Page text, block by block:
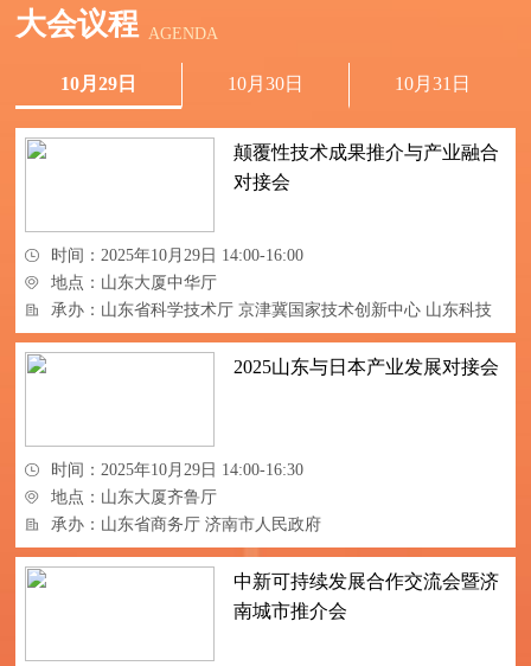
大会议程 AGENDA
10月29日 10月30日 10月31日
颠覆性技术成果推介与产业融合
对接会
时间：2025年10月29日 14:00-16:00
地点：山东大厦中华厅
承办：山东省科学技术厅 京津冀国家技术创新中心 山东科技
大市场
2025山东与日本产业发展对接会
时间：2025年10月29日 14:00-16:30
地点：山东大厦齐鲁厅
承办：山东省商务厅 济南市人民政府
中新可持续发展合作交流会暨济
南城市推介会